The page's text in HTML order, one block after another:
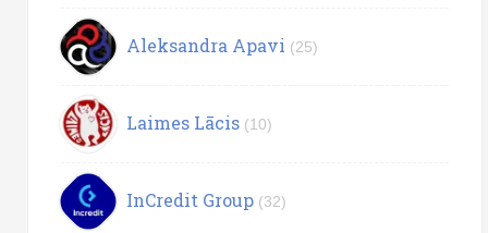
Aleksandra Apavi (25)
Laimes Lācis (10)
InCredit Group (32)